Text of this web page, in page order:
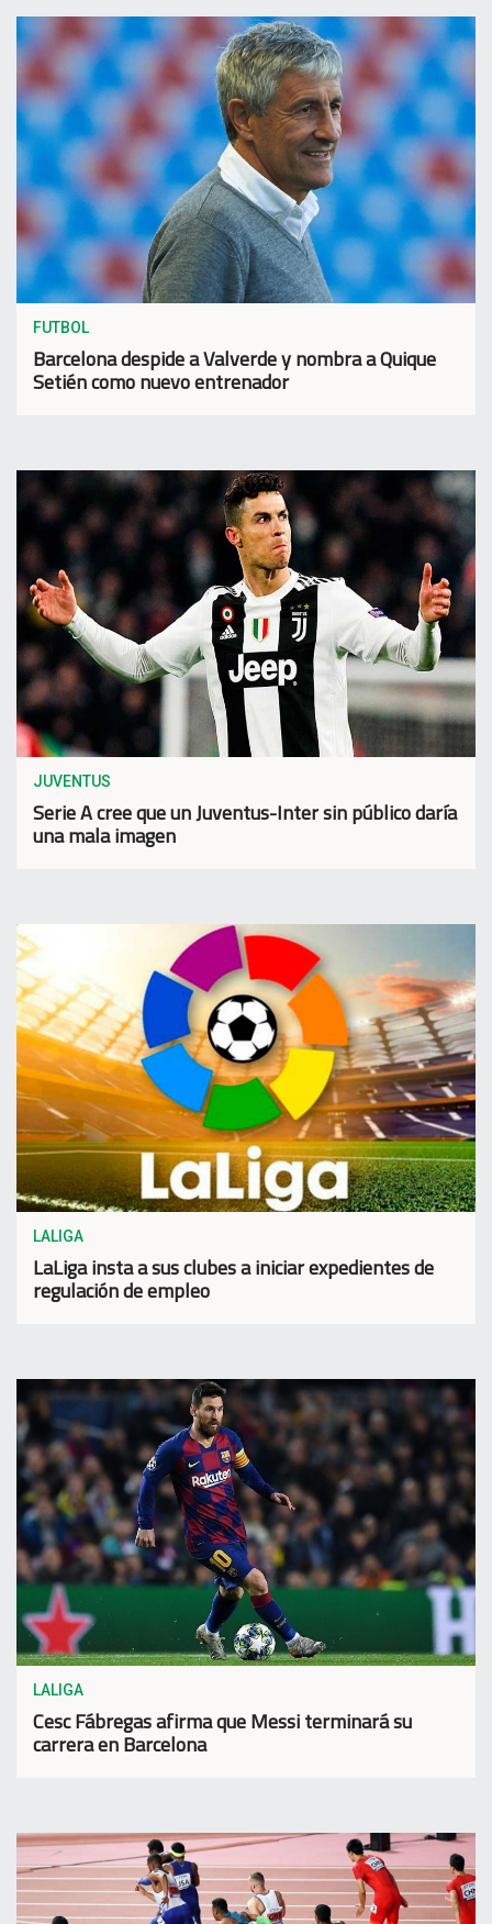
FUTBOL
Barcelona despide a Valverde y nombra a Quique
Setién como nuevo entrenador
JUVENTUS
Serie A cree que un Juventus-Inter sin público daría
una mala imagen
LALIGA
LaLiga insta a sus clubes a iniciar expedientes de
regulación de empleo
LALIGA
Cesc Fábregas afirma que Messi terminará su
carrera en Barcelona